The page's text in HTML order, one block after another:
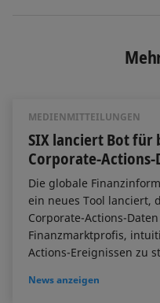
e
d
MEDIENMITTEILUNGEN
SIX lanciert Bot
Corporate-Actions-
Die globale
ein neues Tool lanciert,
Corporate-Actions-
Finanzmarktprofis,
Actions-Ereignissen zu
News anzeigen